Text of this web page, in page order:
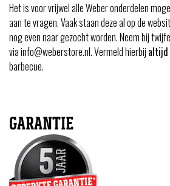
Het is voor vrijwel alle Weber onderdelen
aan te vragen. Vaak staan deze al op de
nog even naar gezocht worden. Neem bij
via info@weberstore.nl. Vermeld hierbij altijd
barbecue.
GARANTIE